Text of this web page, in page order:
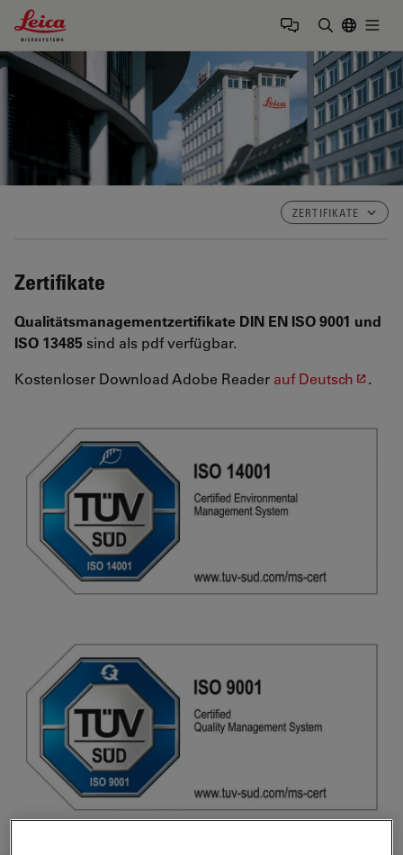
Leica Microsystems Logo
ZERTIFIKATE
Zertifikate
Qualitätsmanagementzertifikate DIN EN ISO 9001 und
ISO 13485 sind als pdf verfügbar.
Kostenloser Download Adobe Reader auf Deutsch .